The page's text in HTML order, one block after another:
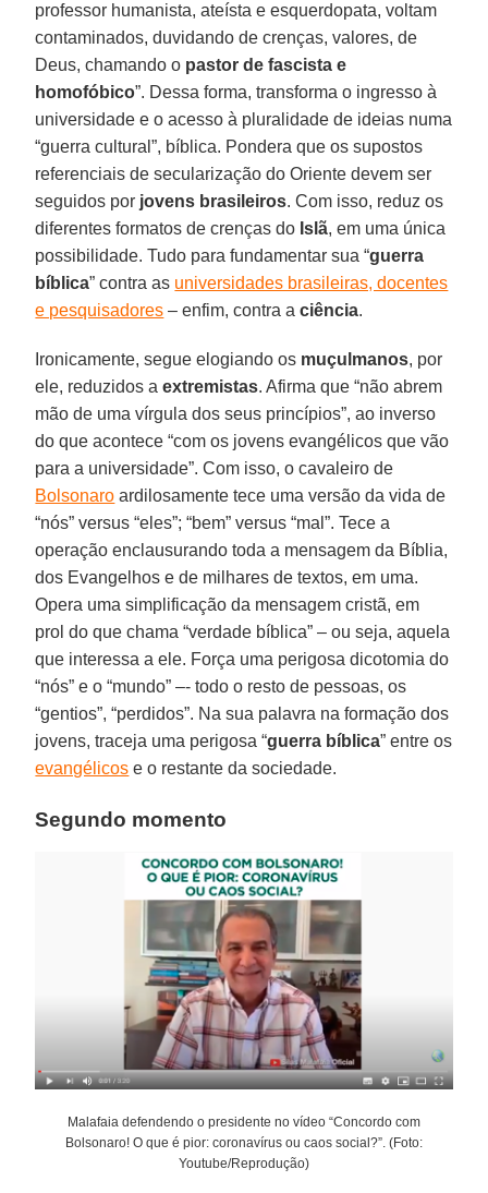
professor humanista, ateísta e esquerdopata, voltam
contaminados, duvidando de crenças, valores, de
Deus, chamando o pastor de fascista e
homofóbico”. Dessa forma, transforma o ingresso à
universidade e o acesso à pluralidade de ideias numa
“guerra cultural”, bíblica. Pondera que os supostos
referenciais de secularização do Oriente devem ser
seguidos por jovens brasileiros. Com isso, reduz os
diferentes formatos de crenças do Islã, em uma única
possibilidade. Tudo para fundamentar sua “guerra
bíblica” contra as universidades brasileiras, docentes
e pesquisadores – enfim, contra aciência.
Ironicamente, segue elogiando os muçulmanos, por
ele, reduzidos aextremistas. Afirma que “não abrem
mão de uma vírgula dos seus princípios”, ao inverso
do que acontece “com os jovens evangélicos que vão
para a universidade”. Com isso, o cavaleiro de
Bolsonaro ardilosamente tece uma versão da vida de
“nós” versus “eles”; “bem” versus “mal”. Tece a
operação enclausurando toda a mensagem da Bíblia,
dos Evangelhos e de milhares de textos, em uma.
Opera uma simplificação da mensagem cristã, em
prol do que chama “verdade bíblica” – ou seja, aquela
que interessa a ele. Força uma perigosa dicotomia do
“nós” e o “mundo” –- todo o resto de pessoas, os
“gentios”, “perdidos”. Na sua palavra na formação dos
jovens, traceja uma perigosa “guerra bíblica” entre os
evangélicos e o restante da sociedade.
Segundo momento
Malafaia defendendo o presidente no vídeo “Concordo com
Bolsonaro! O que é pior: coronavírus ou caos social?”. (Foto:
Youtube/Reprodução)